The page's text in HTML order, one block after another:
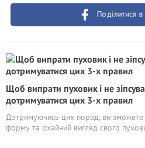
Поділитися
Щоб випрати пуховик і не
дотримуватися цих 3-х правил
Дотримуючись цих порад, ви зможете
форму та охайний вигляд свого